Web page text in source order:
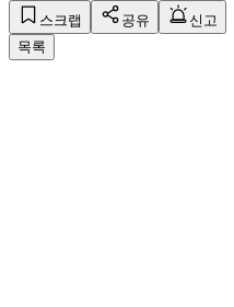
스크랩 공유
신고
목록